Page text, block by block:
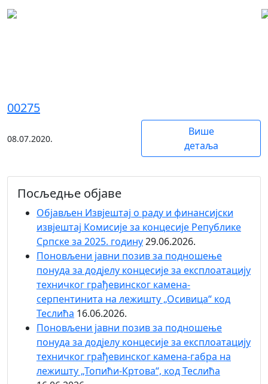
00275
08.07.2020.
Више
детаља
Посљедње објаве
Објaвљен Извјештај о раду и финансијски
извјештај Комисије за концесије Републике
Српске за 2025. годину29.06.2026.
Поновљени јавни позив за подношење
понуда за додјелу концесије за експлоатацију
техничког грађевинског камена-
серпентинита на лежишту „Осивица“ код
Теслића 16.06.2026.
Поновљени јавни позив за подношење
понуда за додјелу концесије за експлоатацију
техничког грађевинског камена-габра на
лежишту „Топићи-Кртова“, код Теслића